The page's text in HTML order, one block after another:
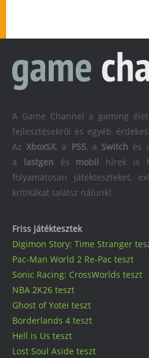
Friss játéktesztek
Digimon Story: Time Stranger
Pac-Man World 2 Re-Pac teszt
Sonic Racing: CrossWorlds teszt
NBA 2K26 teszt
Ghost of Yotei teszt
Borderlands 4 teszt
Hell is Us teszt
Lost Soul Aside teszt
A Game Channel a gaming
fejlesztésekről és egyéb
AzXboxSX, a PS5, a Switch és
a
lastgen és mobil
hírek is
folyamatosan játékteszteket,
kritikákat találsz nálunk!